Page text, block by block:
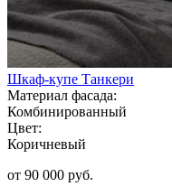
Шкаф-купе Танкери
Материал фасада:
Комбинированный
Цвет:
Коричневый
от 90 000 руб.